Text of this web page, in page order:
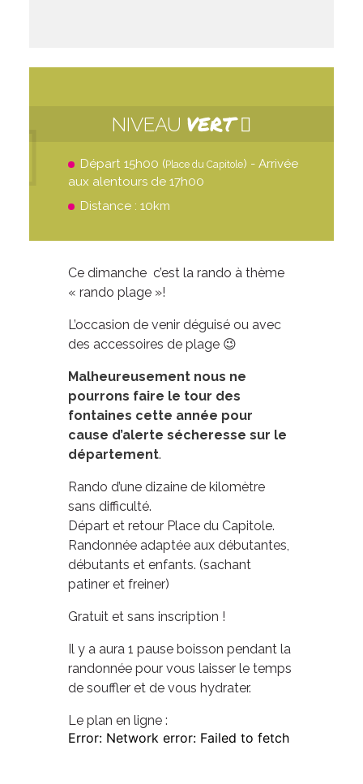
NIVEAU VERT
Départ 15h00 (Place du Capitole) - Arrivée
aux alentours de 17h00
Distance : 10km
Ce dimanche c’est la rando à thème
« rando plage »!
L’occasion de venir déguisé ou avec
des accessoires de plage 😉
Malheureusement nous ne
pourrons faire le tour des
fontaines cette année pour
cause d’alerte sécheresse sur le
département.
Rando d’une dizaine de kilomètre
sans difficulté.
Départ et retour Place du Capitole.
Randonnée adaptée aux débutantes,
débutants et enfants. (sachant
patiner et freiner)
Gratuit et sans inscription !
Il y a aura 1 pause boisson pendant la
randonnée pour vous laisser le temps
de souffler et de vous hydrater.
Le plan en ligne :